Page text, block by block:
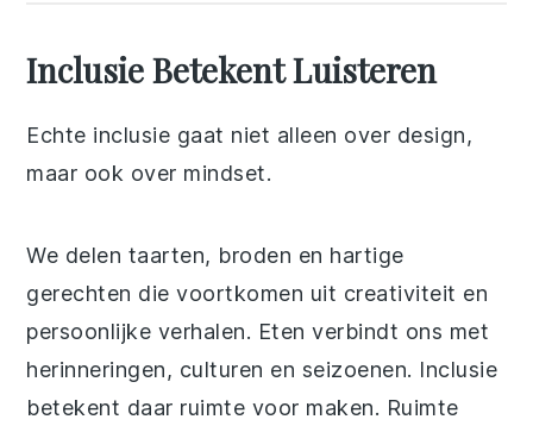
Inclusie Betekent Luisteren
Echte inclusie gaat niet alleen over design,
maar ook over mindset.
We delen taarten, broden en hartige
gerechten die voortkomen uit creativiteit en
persoonlijke verhalen. Eten verbindt ons met
herinneringen, culturen en seizoenen. Inclusie
betekent daar ruimte voor maken. Ruimte